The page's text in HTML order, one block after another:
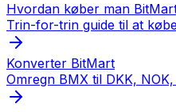
Hvordan køber man
Trin-for-trin guide til at
Konverter BitMart
Omregn BMX til DKK,